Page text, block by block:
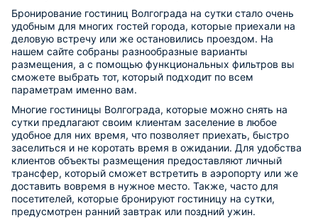
Бронирование гостиниц Волгограда на сутки стало очень
удобным для многих гостей города, которые приехали на
деловую встречу или же остановились проездом. На
нашем сайте собраны разнообразные варианты
размещения, а с помощью функциональных фильтров вы
сможете выбрать тот, который подходит по всем
параметрам именно вам.
Многие гостиницы Волгограда, которые можно снять на
сутки предлагают своим клиентам заселение в любое
удобное для них время, что позволяет приехать, быстро
заселиться и не коротать время в ожидании. Для удобства
клиентов объекты размещения предоставляют личный
трансфер, который сможет встретить в аэропорту или же
доставить вовремя в нужное место. Также, часто для
посетителей, которые бронируют гостиницу на сутки,
предусмотрен ранний завтрак или поздний ужин.